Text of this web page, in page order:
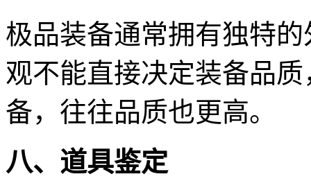
极品装备通常拥有独特
观不能直接决定装备品
备，往往品质也更高。
八、道具鉴定